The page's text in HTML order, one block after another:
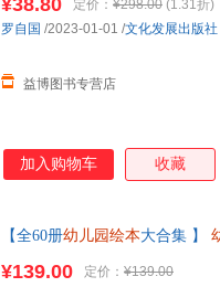
¥38.80 定价： ¥298.00 (1.31折)
益博图书专营店
罗自国 /2023-01-01 /文化发展出版社
加入购物车 收藏
【全60册幼儿园绘本大合集 】
¥139.00 定价： ¥139.00